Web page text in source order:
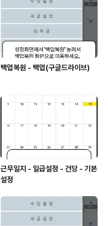
백업복원 - 백업(구글드라이브)
근무일지 - 일급설정 - 건당 - 기본
설정